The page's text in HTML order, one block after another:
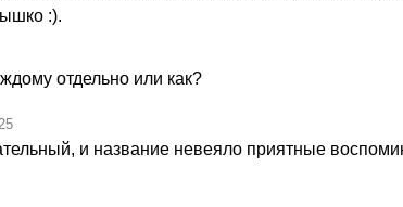
:).
отдельно или как?
и название невеяло приятные